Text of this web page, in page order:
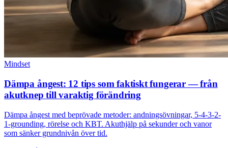
Mindset
Dämpa ångest: 12 tips som faktiskt fungerar — från
akutknep till varaktig förändring
Dämpa ångest med beprövade metoder: andningsövningar, 5-4-3-2-
1-grounding, rörelse och KBT. Akuthjälp på sekunder och vanor
som sänker grundnivån över tid.